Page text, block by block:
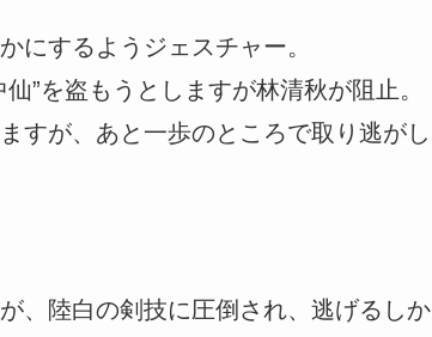
にするようジェスチャー。
”を盗もうとしますが林清秋が阻止。
すが、あと一歩のところで取り逃がし
、陸白の剣技に圧倒され、逃げるしか